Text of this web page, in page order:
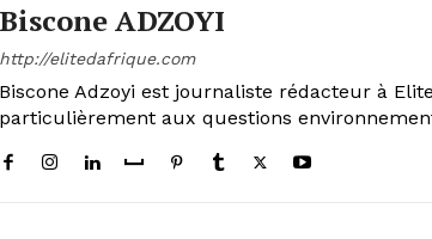
Biscone ADZOYI
http://elitedafrique.com
Biscone Adzoyi est journaliste rédacteur à
particulièrement aux questions